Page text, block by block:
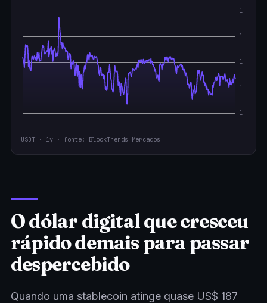
USDT · 1y · fonte: BlockTrends Mercados
O dólar digital que cresceu
rápido demais para passar
despercebido
Quando uma stablecoin atinge quase US$ 187